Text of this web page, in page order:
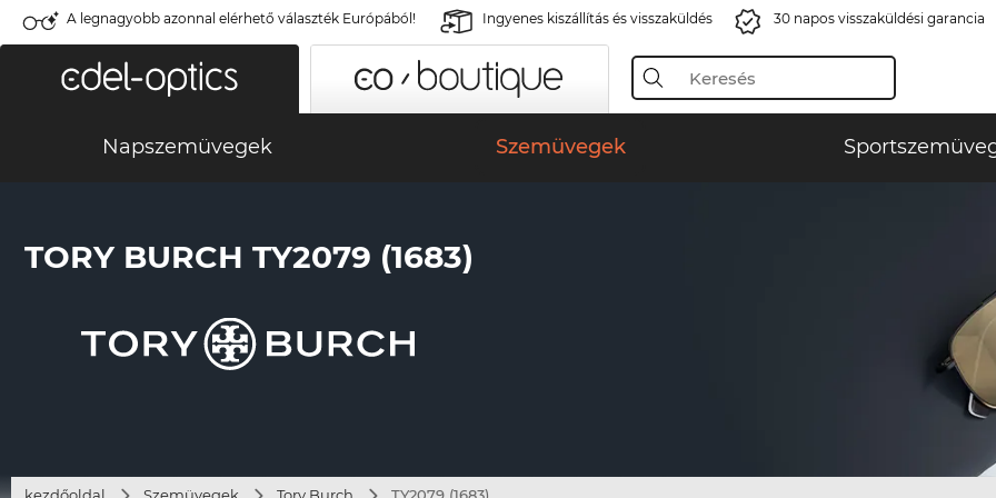
A legnagyobb azonnal elérhető választék Európából! Ingyenes kiszállítás és visszaküldés 30 napos visszaküldési garancia
Napszemüvegek Szemüvegek
TORY BURCH TY2079 (1683)